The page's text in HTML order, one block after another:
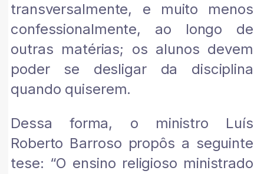
transversalmente, e muito menos
confessionalmente, ao longo de
outras matérias; os alunos devem
poder se desligar da disciplina
quando quiserem.
Dessa forma, o ministro Luís
Roberto Barroso propôs a seguinte
tese: “O ensino religioso ministrado